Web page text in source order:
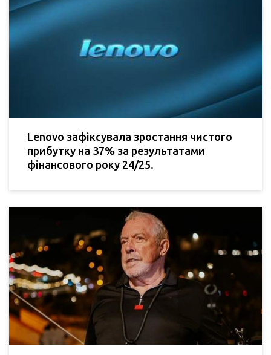
Lenovo зафіксувала зростання чистого
прибутку на 37% за результатами
фінансового року 24/25.